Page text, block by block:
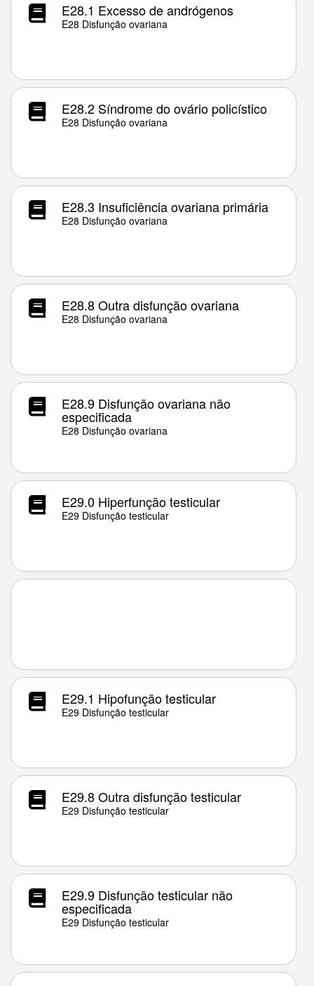
E28.1 Excesso de andrógenos
E28 Disfunção ovariana
E28.2 Síndrome do ovário policístico
E28 Disfunção ovariana
E28.3 Insuficiência ovariana primária
E28 Disfunção ovariana
E28.8 Outra disfunção ovariana
E28 Disfunção ovariana
E28.9 Disfunção ovariana não
especificada
E28 Disfunção ovariana
E29.0 Hiperfunção testicular
E29 Disfunção testicular
E29.1 Hipofunção testicular
E29 Disfunção testicular
E29.8 Outra disfunção testicular
E29 Disfunção testicular
E29.9 Disfunção testicular não
especificada
E29 Disfunção testicular